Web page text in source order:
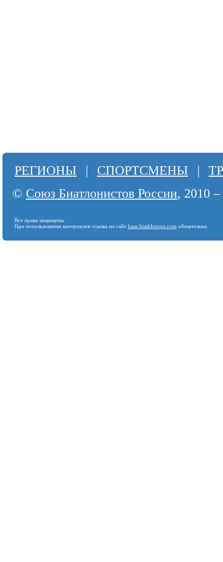
РЕГИОНЫ | СПОРТСМЕНЫ |
© Союз Биатлонистов России, 2010
Все права защищены.
При использовании материалов ссылка на сайт base.biathlonrus.com обязательна.